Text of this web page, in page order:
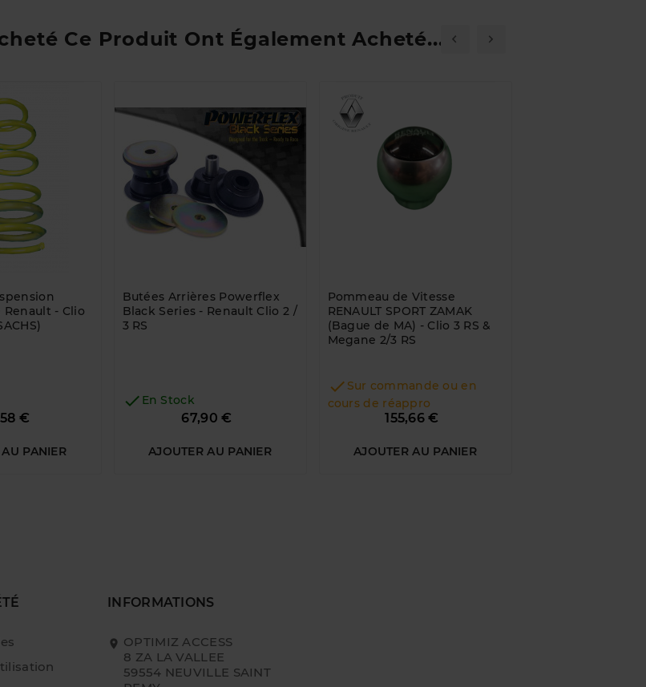
Ce Produit Ont Également Acheté...
- Clio
€
PANIER
Butées Arrières Powerflex
Black Series - Renault Clio 2 /
3 RS
 En Stock
67,90 €
AJOUTER AU PANIER
Pommeau de Vitesse
RENAULT SPORT ZAMAK
(Bague de MA) - Clio 3 RS &
Megane 2/3 RS
 Sur commande ou en
cours de réappro
155,66 €
AJOUTER AU PANIER
INFORMATIONS
OPTIMIZ ACCESS
8 ZA LA VALLEE
59554 NEUVILLE SAINT